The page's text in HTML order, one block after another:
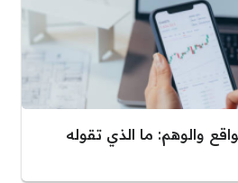
والوهم: ما الذي تقوله